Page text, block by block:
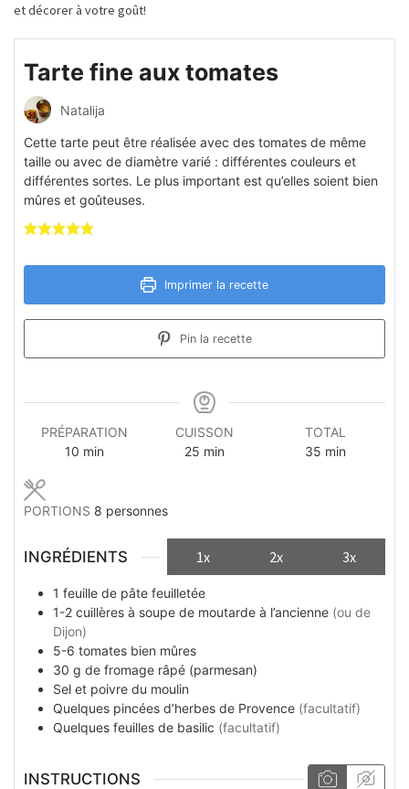
et décorer à votre goût!
Tarte fine aux tomates
Natalija
Cette tarte peut être réalisée avec des tomates de même
taille ou avec de diamètre varié : différentes couleurs et
différentes sortes. Le plus important est qu’elles soient bien
mûres et goûteuses.
Imprimer la recette
Pin la recette
PRÉPARATION
10minutes
min
CUISSON
25 minutes
min
TOTAL
35minutes
min
PORTIONS 8 personnes
INGRÉDIENTS 1x 2x 3x
1 feuille de pâte feuilletée
1-2 cuillères à soupe de moutarde à l’ancienne (ou de
Dijon)
5-6 tomates bien mûres
30 g de fromage râpé (parmesan)
Sel et poivre du moulin
Quelques pincées d’herbes de Provence (facultatif)
Quelques feuilles de basilic (facultatif)
INSTRUCTIONS